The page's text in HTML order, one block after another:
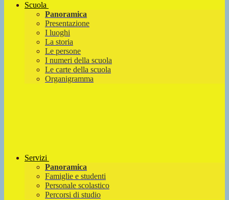
Scuola
Panoramica
Presentazione
I luoghi
La storia
Le persone
I numeri della scuola
Le carte della scuola
Organigramma
Servizi
Panoramica
Famiglie e studenti
Personale scolastico
Percorsi di studio